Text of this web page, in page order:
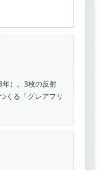
）。3枚の反射
くる「グレアフリ